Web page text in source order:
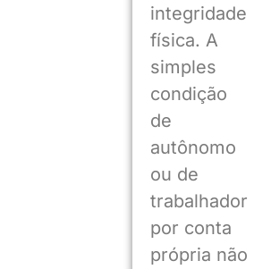
integridade
física. A
simples
condição
de
autônomo
ou de
trabalhador
por conta
própria não